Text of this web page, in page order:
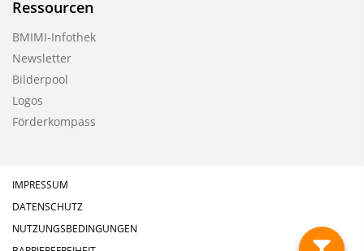
Ressourcen
BMIMI-Infothek
Newsletter
Bilderpool
Logos
Förderkompass
IMPRESSUM
DATENSCHUTZ
NUTZUNGSBEDINGUNGEN